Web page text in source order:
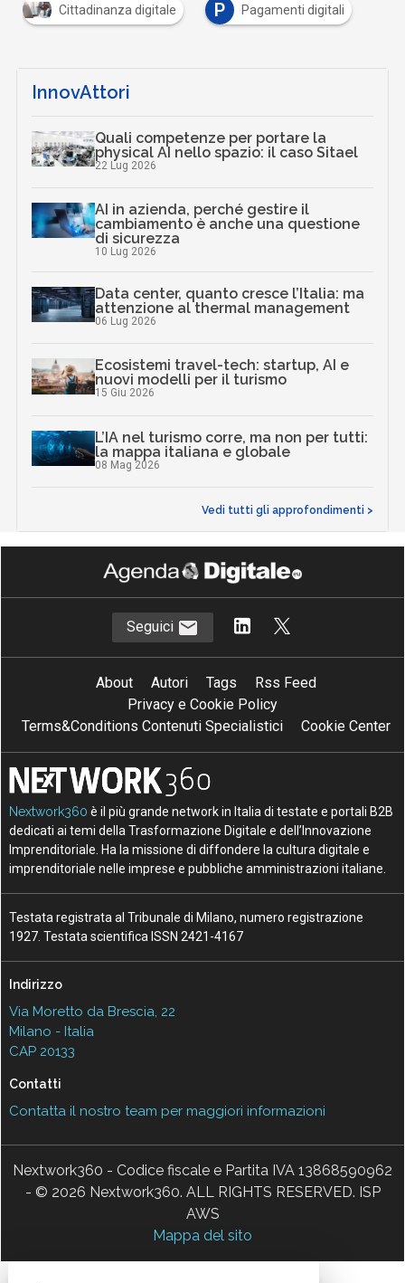
Cittadinanza digitale P Pagamenti digitali
InnovAttori
Quali competenze per portare la
physical AI nello spazio: il caso Sitael
22 Lug 2026
AI in azienda, perché gestire il
cambiamento è anche una questione
di sicurezza
10 Lug 2026
Data center, quanto cresce l’Italia: ma
attenzione al thermal management
06 Lug 2026
Ecosistemi travel-tech: startup, AI e
nuovi modelli per il turismo
15 Giu 2026
L’IA nel turismo corre, ma non per tutti:
la mappa italiana e globale
08 Mag 2026
Vedi tutti gli approfondimenti >
Seguici
About Autori Tags
Rss Feed
Privacy e Cookie Policy
Terms&Conditions Contenuti Specialistici
Cookie Center
Nextwork360 è il più grande network in Italia di testate e portali B2B
dedicati ai temi della Trasformazione Digitale e dell’Innovazione
Imprenditoriale. Ha la missione di diffondere la cultura digitale e
imprenditoriale nelle imprese e pubbliche amministrazioni italiane.
Testata registrata al Tribunale di Milano, numero registrazione
1927. Testata scientifica ISSN 2421-4167
Indirizzo
Via Moretto da Brescia, 22
Milano - Italia
CAP 20133
Contatti
Contatta il nostro team per maggiori informazioni
Nextwork360 - Codice fiscale e Partita IVA 13868590962
- © 2026 Nextwork360. ALL RIGHTS RESERVED. ISP
AWS
Mappa del sito